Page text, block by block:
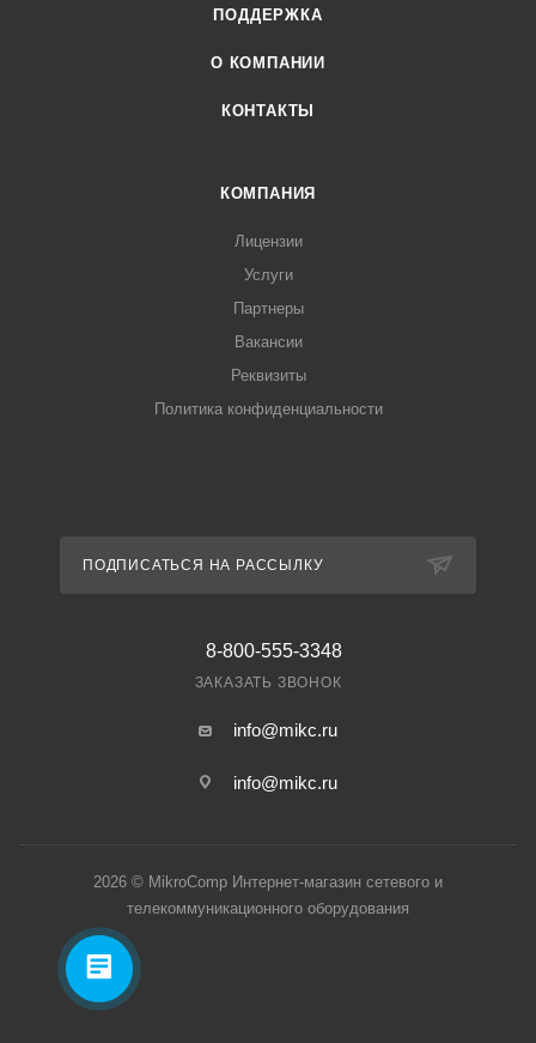
ПОДДЕРЖКА
О КОМПАНИИ
КОНТАКТЫ
КОМПАНИЯ
Лицензии
Услуги
Партнеры
Вакансии
Реквизиты
Политика конфиденциальности
ПОДПИСАТЬСЯ НА РАССЫЛКУ
8-800-555-3348
ЗАКАЗАТЬ ЗВОНОК
info@mikc.ru
info@mikc.ru
2026 © MikroComp Интернет-магазин сетевого и
телекоммуникационного оборудования